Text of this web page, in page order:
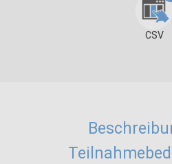
CSV